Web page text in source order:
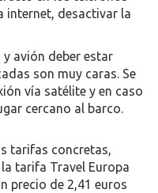
internet, desactivar la
avión deber estar
son muy caras. Se
vía satélite y en caso
cercano al barco.
tarifas concretas,
tarifa Travel Europa
precio de 2,41 euros